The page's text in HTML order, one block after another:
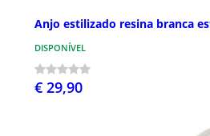
Anjo estilizado resina branca
DISPONÍVEL
€ 29,90